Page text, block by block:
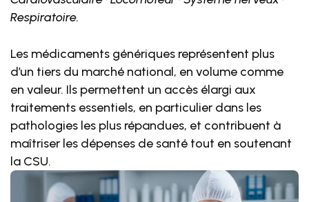
Respiratoire.
Les médicaments génériques représentent plus
d’un tiers du marché national, en volume comme
en valeur. Ils permettent un accès élargi aux
traitements essentiels, en particulier dans les
pathologies les plus répandues, et contribuent à
maîtriser les dépenses de santé tout en soutenant
la CSU.